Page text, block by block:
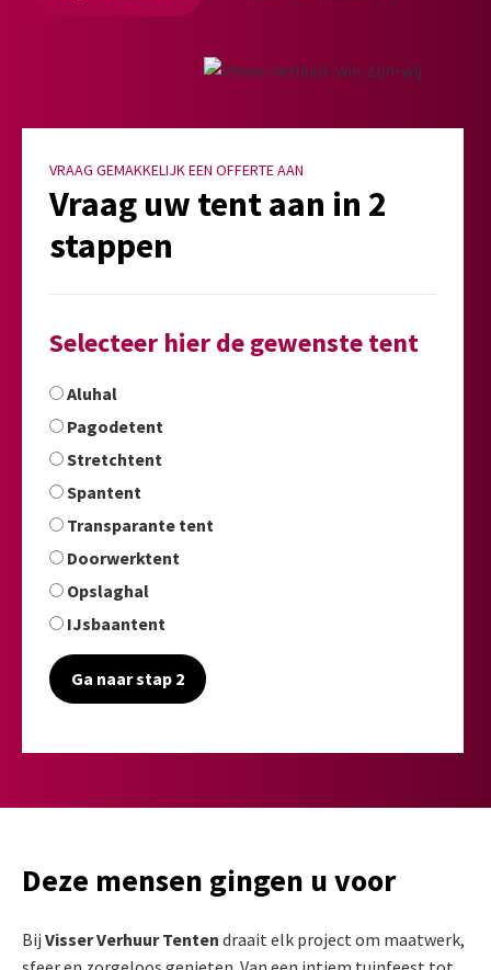
VRAAG GEMAKKELIJK EEN OFFERTE AAN
Vraag uw tent aan in 2
stappen
Selecteer hier de gewenste tent
Aluhal
Pagodetent
Stretchtent
Spantent
Transparante tent
Doorwerktent
Opslaghal
IJsbaantent
Ga naar stap 2
Deze mensen gingen u voor
Bij Visser Verhuur Tenten draait elk project om maatwerk,